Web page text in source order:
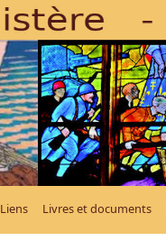
Liens Livres et documents